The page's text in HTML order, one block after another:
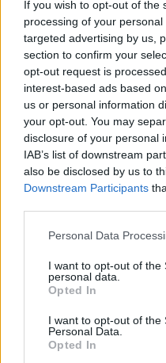
If you wish to opt-out of the
processing of your
targeted advertising by us,
section to confirm your
opt-out request is
interest-based ads based
us or personal information
your opt-out. You may
disclosure of your personal
IAB’s list of downstream
also be disclosed by us to
Downstream Participants
Please note that this
not limited to your visit or
grant or deny consent to
use your data for below
consent section.
Personal Data
I want to opt-out of the
personal data.
Opted In
I want to opt-out of the
Personal Data.
Opted In
Hirdetés